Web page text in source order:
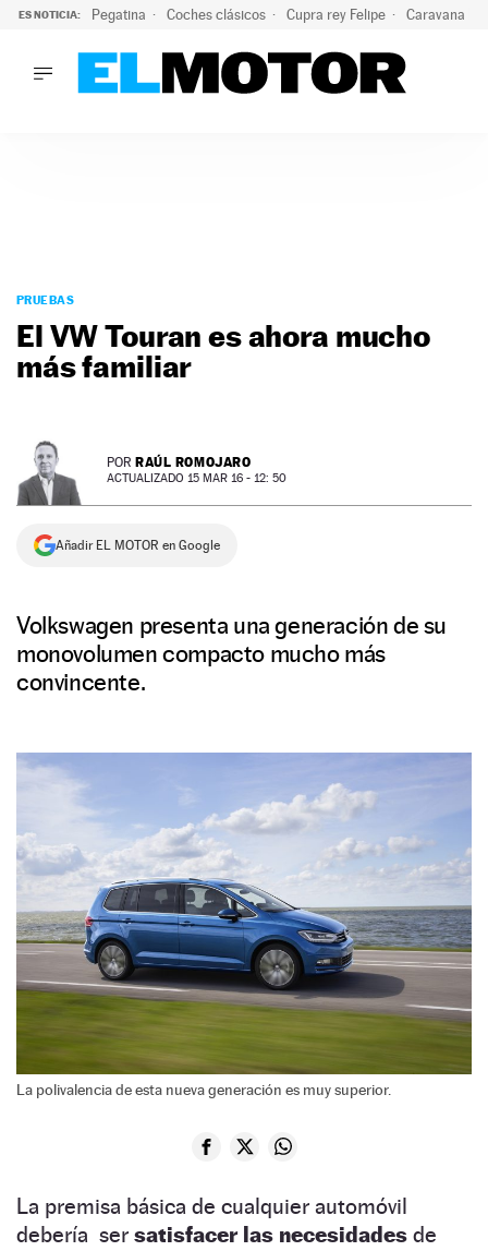
ES NOTICIA: Pegatina Coches clásicos Cupra rey Felipe Caravana
PODCAST
MOTOS
TECNOLOGÍA
PREMIOS
SERVICIOS
PRUEBAS
El VW Touran es ahora mucho
más familiar
POR RAÚL ROMOJARO
ACTUALIZADO 15 MAR 16 - 12: 50
Añadir EL MOTOR en Google
Volkswagen presenta una generación de su
monovolumen compacto mucho más
convincente.
La polivalencia de esta nueva generación es muy superior.
La premisa básica de cualquier automóvil
debería ser satisfacer las necesidades de